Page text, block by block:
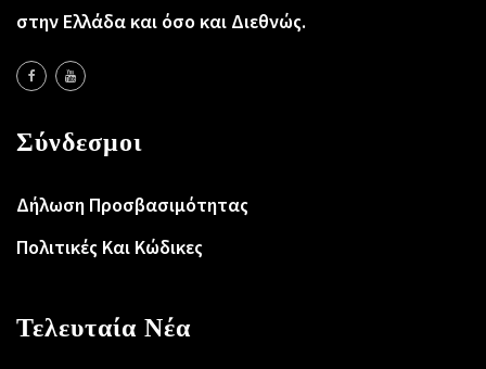
στην Ελλάδα και όσο και Διεθνώς.
Σύνδεσμοι
Δήλωση Προσβασιμότητας
Πολιτικές Και Κώδικες
Τελευταία Νέα